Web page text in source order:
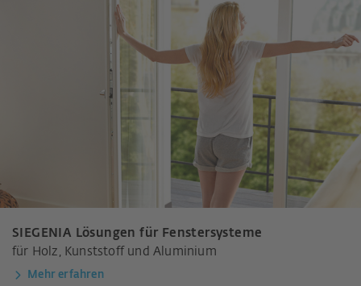
SIEGENIA Lösungen für Fenstersysteme
für Holz, Kunststoff und Aluminium
Mehr erfahren